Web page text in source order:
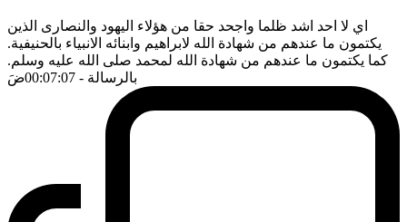
اي لا احد اشد ظلما واجحد حقا من هؤلاء اليهود والنصارى الذين
يكتمون ما عندهم من شهادة الله لابراهيم وابنائه الانبياء بالحنيفية.
كما يكتمون ما عندهم من شهادة الله لمحمد صلى الله عليه وسلم.
بالرسالة - 00:07:07 ضَ